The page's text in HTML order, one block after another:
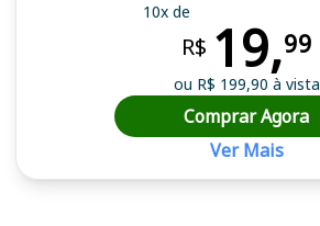
10x de
R$ 19,99
ou R$ 199,90 à vista
Comprar Agora
Ver Mais